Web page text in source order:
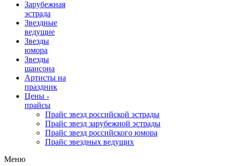
Зарубежная
эстрада
Звездные
ведущие
Звезды
юмора
Звезды
шансона
Артисты на
праздник
Цены -
прайсы
Прайс звезд российской эстрады
Прайс звезд зарубежной эстрады
Прайс звезд российского юмора
Прайс звездных ведущих
Меню